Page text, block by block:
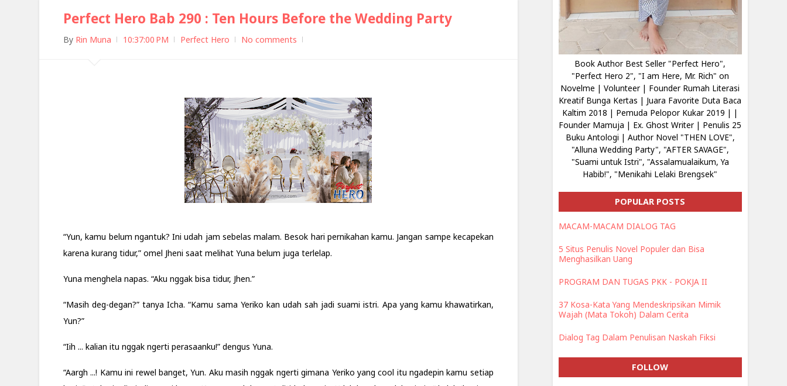
Perfect Hero Bab 290 : Ten Hours Before the Wedding Party
By Rin Muna 10:37:00 PM Perfect Hero No comments
“Yun, kamu belum ngantuk? Ini udah jam sebelas malam. Besok hari pernikahan kamu. Jangan sampe kecapekan
karena kurang tidur,” omel Jheni saat melihat Yuna belum juga terlelap.
Yuna menghela napas. “Aku nggak bisa tidur, Jhen.”
“Masih deg-degan?” tanya Icha. “Kamu sama Yeriko kan udah sah jadi suami istri. Apa yang kamu khawatirkan,
Yun?”
“Iih ... kalian itu nggak ngerti perasaanku!” dengus Yuna.
“Aargh ...! Kamu ini rewel banget, Yun. Aku masih nggak ngerti gimana Yeriko yang cool itu ngadepin kamu setiap
Book Author Best Seller "Perfect Hero",
"Perfect Hero 2", "I am Here, Mr. Rich" on
Novelme | Volunteer | Founder Rumah Literasi
Kreatif Bunga Kertas | Juara Favorite Duta Baca
Kaltim 2018 | Pemuda Pelopor Kukar 2019 | |
Founder Mamuja | Ex. Ghost Writer | Penulis 25
Buku Antologi | Author Novel "THEN LOVE",
"Alluna Wedding Party", "AFTER SAVAGE",
"Suami untuk Istri", "Assalamualaikum, Ya
Habib!", "Menikahi Lelaki Brengsek"
POPULAR POSTS
MACAM-MACAM DIALOG TAG
5 Situs Penulis Novel Populer dan Bisa
Menghasilkan Uang
PROGRAM DAN TUGAS PKK - POKJA II
37 Kosa-Kata Yang Mendeskripsikan Mimik
Wajah (Mata Tokoh) Dalam Cerita
Dialog Tag Dalam Penulisan Naskah Fiksi
FOLLOW